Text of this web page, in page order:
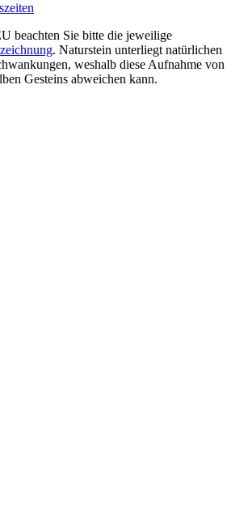
beachten Sie bitte die jeweilige
. Naturstein unterliegt natürlichen
weshalb diese Aufnahme von
Gesteins abweichen kann.